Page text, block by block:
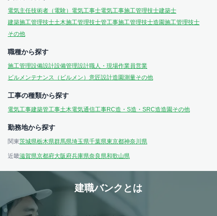
電気主任技術者（電験） 電気工事士電気工事施工管理技士建築士
建築施工管理技士土木施工管理技士管工事施工管理技士造園施工管理技士
その他
職種から探す
施工管理設備設計設備管理設計職人・現場作業員営業
ビルメンテナンス（ビルメン） 意匠設計造園測量その他
工事の種類から探す
電気工事建築管工事土木電気通信工事RC造・S造・SRC造造園 その他
勤務地から探す
関東茨城県栃木県群馬県埼玉県千葉県東京都神奈川県
近畿滋賀県京都府大阪府兵庫県奈良県和歌山県
建職バンクとは